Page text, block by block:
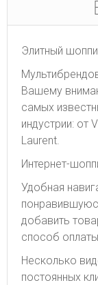
Элитный
Вашему
самых
индустрии: от
Laurent.
Интернет-
Удобная
добавить
способ
Несколько
постоянных